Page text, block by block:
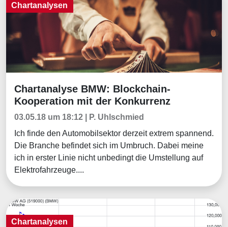
Chartanalysen
Chartanalysen
Chartanalyse BMW: Blockchain-
Kooperation mit der Konkurrenz
03.05.18 um 18:12 | P. Uhlschmied
Ich finde den Automobilsektor derzeit extrem spannend.
Die Branche befindet sich im Umbruch. Dabei meine
ich in erster Linie nicht unbedingt die Umstellung auf
Elektrofahrzeuge....
Chartanalysen